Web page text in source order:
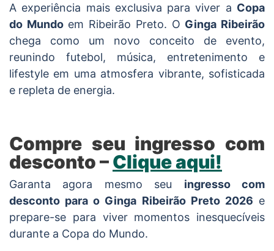
A experiência mais exclusiva para viver a Copa
do Mundoem Ribeirão Preto. O Ginga Ribeirão
chega como um novo conceito de evento,
reunindo futebol, música, entretenimento e
lifestyle em uma atmosfera vibrante, sofisticada
e repleta de energia.
Compre seu ingresso com
desconto –Clique aqui!
Garanta agora mesmo seu ingresso com
desconto para o Ginga Ribeirão Preto 2026 e
prepare-se para viver momentos inesquecíveis
durante a Copa do Mundo.